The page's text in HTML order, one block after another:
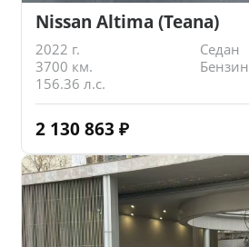
Nissan Altima (Teana)
2022 г.
Седан
3700 км.
Бензин
156.36 л.с.
2 130 863 ₽